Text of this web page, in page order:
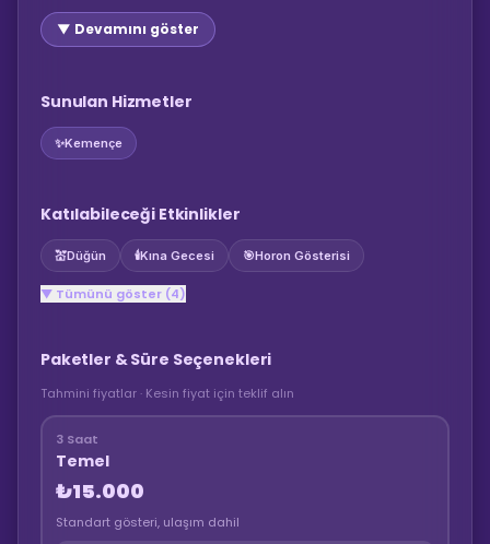
▼ Devamını göster
Sunulan Hizmetler
✨Kemençe
Katılabileceği Etkinlikler
💒Düğün 🕯️Kına Gecesi 🎯Horon Gösterisi
▼ Tümünü göster (4)
Paketler & Süre Seçenekleri
Tahmini fiyatlar · Kesin fiyat için teklif alın
3 Saat
Temel
₺15.000
Standart gösteri, ulaşım dahil